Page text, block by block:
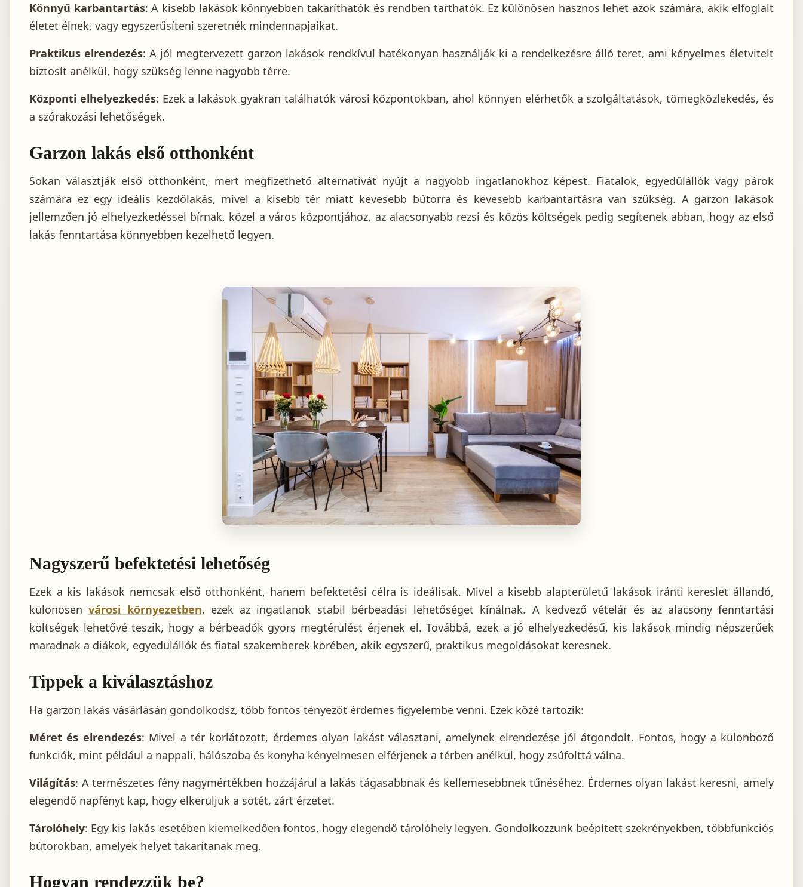
Könnyű karbantartás: A kisebb lakások könnyebben takaríthatók és rendben tarthatók. Ez különösen hasznos lehet azok számára, akik elfoglalt
életet élnek, vagy egyszerűsíteni szeretnék mindennapjaikat.
Praktikus elrendezés: A jól megtervezett garzon lakások rendkívül hatékonyan használják ki a rendelkezésre álló teret, ami kényelmes életvitelt
biztosít anélkül, hogy szükség lenne nagyobb térre.
Központi elhelyezkedés: Ezek a lakások gyakran találhatók városi központokban, ahol könnyen elérhetők a szolgáltatások, tömegközlekedés, és
a szórakozási lehetőségek.
Garzon lakás első otthonként
Sokan választják első otthonként, mert megfizethető alternatívát nyújt a nagyobb ingatlanokhoz képest. Fiatalok, egyedülállók vagy párok
számára ez egy ideális kezdőlakás, mivel a kisebb tér miatt kevesebb bútorra és kevesebb karbantartásra van szükség. A garzon lakások
jellemzően jó elhelyezkedéssel bírnak, közel a város központjához, az alacsonyabb rezsi és közös költségek pedig segítenek abban, hogy az első
lakás fenntartása könnyebben kezelhető legyen.
Nagyszerű befektetési lehetőség
Ezek a kis lakások nemcsak első otthonként, hanem befektetési célra is ideálisak. Mivel a kisebb alapterületű lakások iránti kereslet állandó,
különösenvárosi környezetben, ezek az ingatlanok stabil bérbeadási lehetőséget kínálnak. A kedvező vételár és az alacsony fenntartási
költségek lehetővé teszik, hogy a bérbeadók gyors megtérülést érjenek el. Továbbá, ezek a jó elhelyezkedésű, kis lakások mindig népszerűek
maradnak a diákok, egyedülállók és fiatal szakemberek körében, akik egyszerű, praktikus megoldásokat keresnek.
Tippek a kiválasztáshoz
Ha garzon lakás vásárlásán gondolkodsz, több fontos tényezőt érdemes figyelembe venni. Ezek közé tartozik:
Méret és elrendezés: Mivel a tér korlátozott, érdemes olyan lakást választani, amelynek elrendezése jól átgondolt. Fontos, hogy a különböző
funkciók, mint például a nappali, hálószoba és konyha kényelmesen elférjenek a térben anélkül, hogy zsúfolttá válna.
Világítás: A természetes fény nagymértékben hozzájárul a lakás tágasabbnak és kellemesebbnek tűnéséhez. Érdemes olyan lakást keresni, amely
elegendő napfényt kap, hogy elkerüljük a sötét, zárt érzetet.
Tárolóhely: Egy kis lakás esetében kiemelkedően fontos, hogy elegendő tárolóhely legyen. Gondolkozzunk beépített szekrényekben, többfunkciós
bútorokban, amelyek helyet takarítanak meg.
Hogyan rendezzük be?